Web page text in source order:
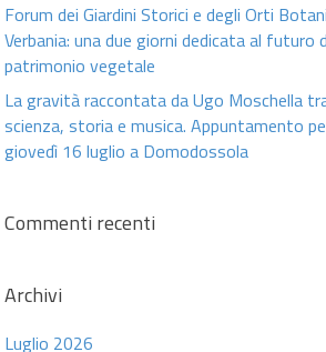
Forum dei Giardini Storici e degli Orti
Verbania: una due giorni dedicata al futuro
patrimonio vegetale
La gravità raccontata da Ugo Moschella
scienza, storia e musica. Appuntamento
giovedì 16 luglio a Domodossola
Commenti recenti
Archivi
Luglio 2026